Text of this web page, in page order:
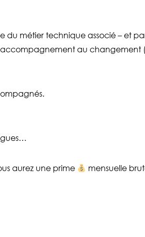
métier technique associé – et
au changement
aurez une prime
mensuelle